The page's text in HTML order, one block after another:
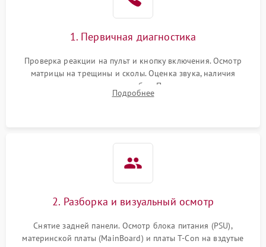
1. Первичная диагностика
Проверка реакции на пульт и кнопку включения. Осмотр
матрицы на трещины и сколы. Оценка звука, наличия
подсветки и индикаторов ошибок. Подключение тестовых
источников сигнала для выявления симптомов поломки.
Подробнее
2. Разборка и визуальный осмотр
Снятие задней панели. Осмотр блока питания (PSU),
материнской платы (MainBoard) и платы T-Con на вздутые